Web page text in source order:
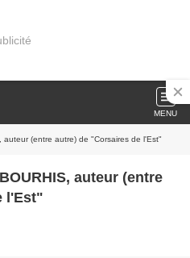
MENU
auteur (entre autre) de "Corsaires de l'Est"
auteur (entre
l'Est"